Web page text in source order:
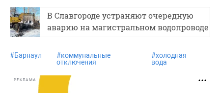
В Славгороде устраняют очередную
аварию на магистральном водопроводе
#Барнаул #коммунальные
отключения
#холодная
вода
РЕКЛАМА